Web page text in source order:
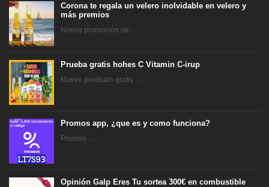
Corona te regala un velero inolvidable en velero y
más premios
Nueva promoción de ...
Prueba gratis hohes C Vitamin C-irup
Nuevo pruébalo gratis ...
Promos app, ¿que es y como funciona?
Promos ...
Opinión Galp Eres Tu sortea 300€ en combustible